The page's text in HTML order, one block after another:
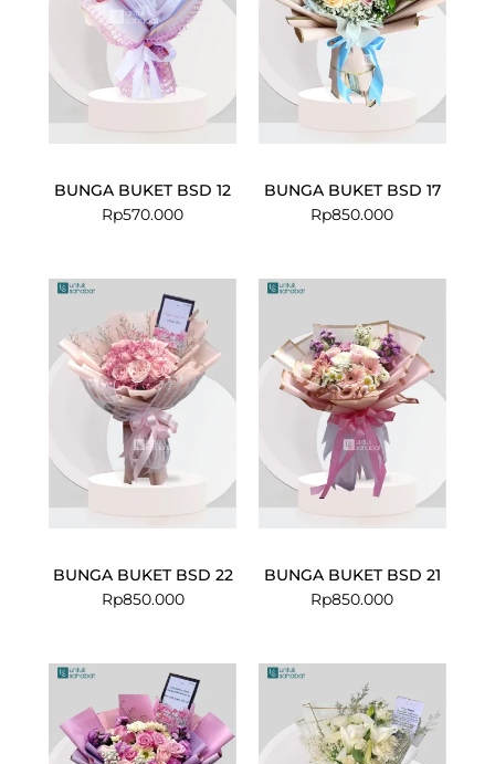
BUNGA BUKET BSD 12
Rp570.000
BUNGA BUKET BSD 17
Rp850.000
BUNGA BUKET BSD 22
Rp850.000
BUNGA BUKET BSD 21
Rp850.000